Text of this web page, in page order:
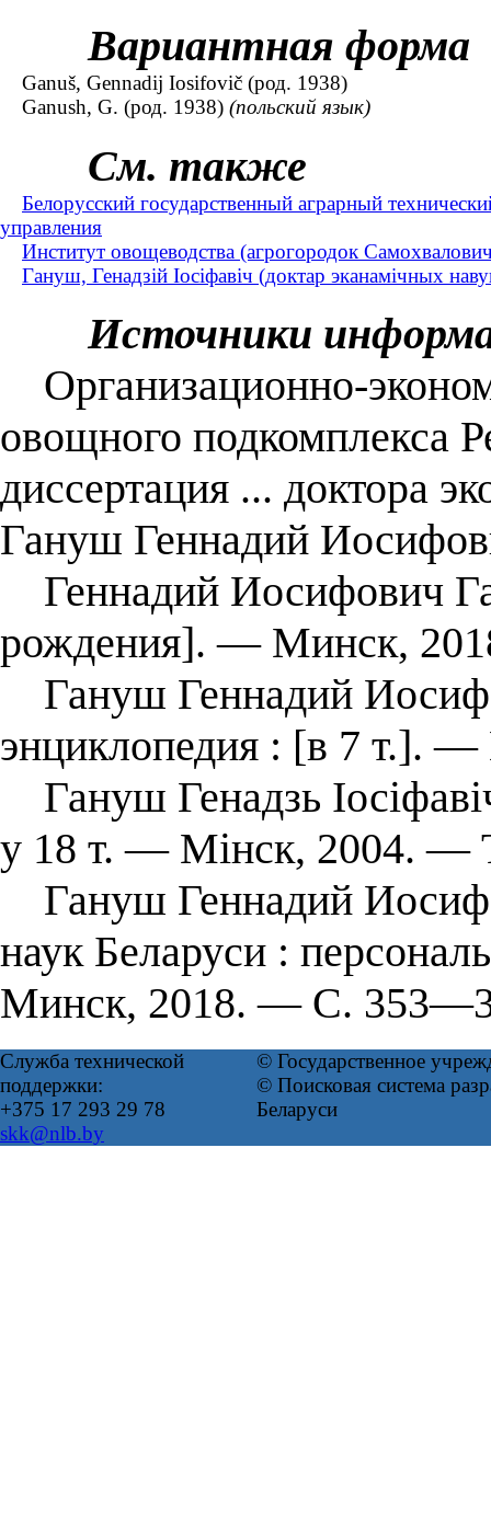
Вариантная форма
Ganuš, Gennadij Iosifovič (род. 1938)
Ganush, G. (род. 1938) (польский язык)
См. также
Белорусский государственный аграрный
управления
Институт овощеводства (агрогородок
Гануш, Генадзій Іосіфавіч (доктар эканамічных
Источники
Организационно-
овощного подкомплекса
диссертация ... доктора
Гануш Геннадий
Геннадий Иосифович
рождения]. ― Минск,
Гануш Геннадий
энциклопедия : [в 7 т.].
Гануш Генадзь
у 18 т. — Мінск, 2004. —
Гануш Геннадий
наук Беларуси :
Минск, 2018. — С.
Служба технической
поддержки:
+375 17 293 29 78
skk@nlb.by
© Государственное
© Поисковая система
Беларуси